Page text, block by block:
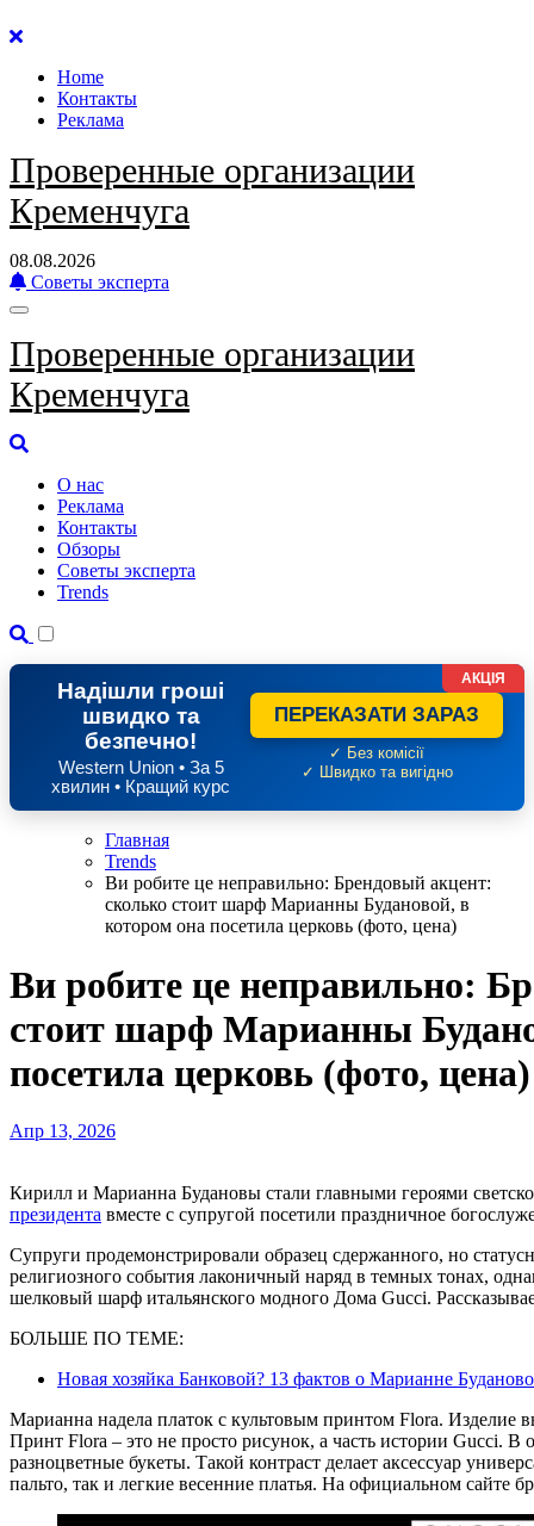
Перейти
содержанию
Home
Контакты
Реклама
Проверенные организации
Кременчуга
08.08.2026
Советы эксперта
Проверенные организации
Кременчуга
О нас
Реклама
Контакты
Обзоры
Советы эксперта
Trends
Надішли гроші
швидко та
безпечно!
Western Union • За 5
хвилин • Кращий курс
ПЕРЕКАЗАТИ ЗАРАЗ
✓ Без комісії
✓ Швидко та вигідно
АКЦІЯ
Главная
Trends
Ви робите це неправильно: Брендовый акцент:
сколько стоит шарф Марианны Будановой, в
котором она посетила церковь (фото, цена)
Ви робите це неправильно:
стоит шарф Марианны
посетила церковь (фото, цена)
Апр 13, 2026
Кирилл и Марианна Будановы стали главными героями
президента вместе с супругой посетили праздничное
Супруги продемонстрировали образец сдержанного, но
религиозного события лаконичный наряд в темных тонах,
шелковый шарф итальянского модного Дома Gucci.
БОЛЬШЕ ПО ТЕМЕ:
Новая хозяйка Банковой? 13 фактов о Марианне
Марианна надела платок с культовым принтом Flora. Изделие
Принт Flora – это не просто рисунок, а часть истории Gucci.
разноцветные букеты. Такой контраст делает аксессуар
пальто, так и легкие весенние платья. На официальном сайте